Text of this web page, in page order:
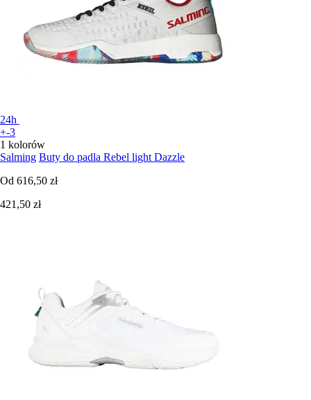
24h
+-3
1 kolorów
Salming Buty do padla Rebel light Dazzle
Od 616,50 zł
421,50 zł